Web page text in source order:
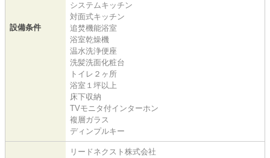
設備条件
システムキッチン
対面式キッチン
追焚機能浴室
浴室乾燥機
温水洗浄便座
洗髪洗面化粧台
トイレ２ヶ所
浴室１坪以上
床下収納
TVモニタ付インターホン
複層ガラス
ディンプルキー
リードネクスト株式会社